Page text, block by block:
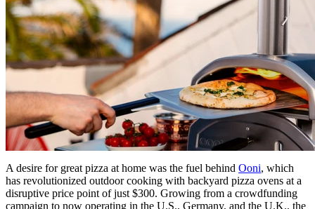
A desire for great pizza at home was the fuel behind Ooni, which
has revolutionized outdoor cooking with backyard pizza ovens at a
disruptive price point of just $300. Growing from a crowdfunding
campaign to now operating in the U.S., Germany, and the U.K., the